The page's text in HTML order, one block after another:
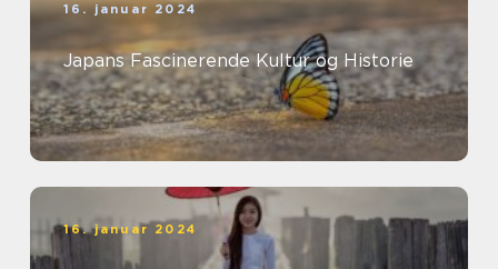
16. januar 2024
Japans Fascinerende Kultur og Historie
16. januar 2024